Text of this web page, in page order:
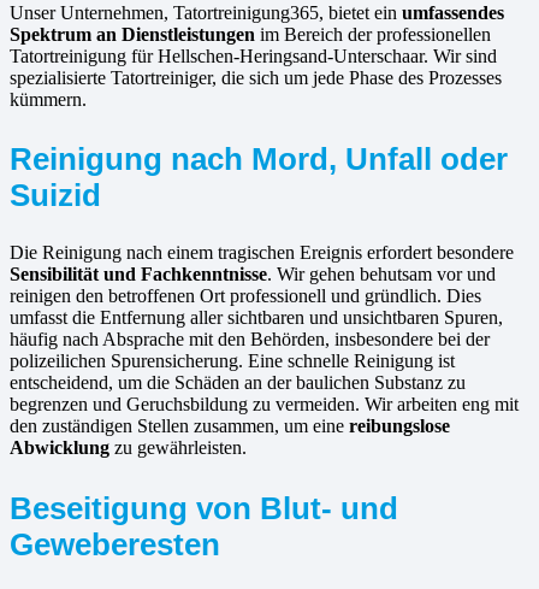
Unser Unternehmen, Tatortreinigung365, bietet ein umfassendes
Spektrum an Dienstleistungen im Bereich der professionellen
Tatortreinigung für Hellschen-Heringsand-Unterschaar. Wir sind
spezialisierte Tatortreiniger, die sich um jede Phase des Prozesses
kümmern.
Reinigung nach Mord, Unfall oder
Suizid
Die Reinigung nach einem tragischen Ereignis erfordert besondere
Sensibilität und Fachkenntnisse. Wir gehen behutsam vor und
reinigen den betroffenen Ort professionell und gründlich. Dies
umfasst die Entfernung aller sichtbaren und unsichtbaren Spuren,
häufig nach Absprache mit den Behörden, insbesondere bei der
polizeilichen Spurensicherung. Eine schnelle Reinigung ist
entscheidend, um die Schäden an der baulichen Substanz zu
begrenzen und Geruchsbildung zu vermeiden. Wir arbeiten eng mit
den zuständigen Stellen zusammen, um eine reibungslose
Abwicklung zu gewährleisten.
Beseitigung von Blut- und
Geweberesten